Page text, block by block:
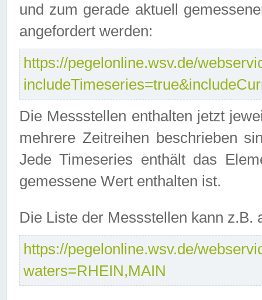
und zum gerade aktuell
angefordert werden:
https://pegelonline.wsv.de/
Die Messstellen enthalten jetzt
mehrere Zeitreihen beschrieben
Jede Timeseries enthält das
gemessene Wert enthalten ist.
Die Liste der Messstellen kann
https://pegelonline.wsv.de/
waters=RHEIN,MAIN